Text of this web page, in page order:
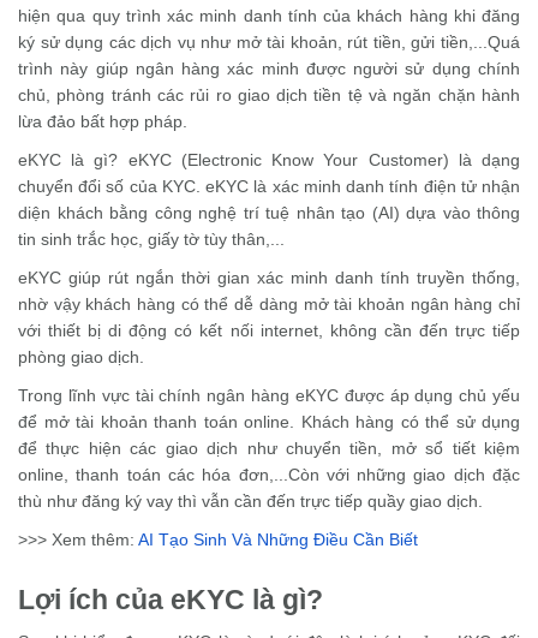
hiện qua quy trình xác minh danh tính của khách hàng khi đăng
ký sử dụng các dịch vụ như mở tài khoản, rút tiền, gửi tiền,...Quá
trình này giúp ngân hàng xác minh được người sử dụng chính
chủ, phòng tránh các rủi ro giao dịch tiền tệ và ngăn chặn hành
lừa đảo bất hợp pháp.
eKYC là gì? eKYC (Electronic Know Your Customer) là dạng
chuyển đổi số của KYC. eKYC là xác minh danh tính điện tử nhận
diện khách bằng công nghệ trí tuệ nhân tạo (AI) dựa vào thông
tin sinh trắc học, giấy tờ tùy thân,...
eKYC giúp rút ngắn thời gian xác minh danh tính truyền thống,
nhờ vậy khách hàng có thể dễ dàng mở tài khoản ngân hàng chỉ
với thiết bị di động có kết nối internet, không cần đến trực tiếp
phòng giao dịch.
Trong lĩnh vực tài chính ngân hàng eKYC được áp dụng chủ yếu
để mở tài khoản thanh toán online. Khách hàng có thể sử dụng
để thực hiện các giao dịch như chuyển tiền, mở sổ tiết kiệm
online, thanh toán các hóa đơn,...Còn với những giao dịch đặc
thù như đăng ký vay thì vẫn cần đến trực tiếp quầy giao dịch.
>>> Xem thêm: AI Tạo Sinh Và Những Điều Cần Biết
Lợi ích của eKYC là gì?